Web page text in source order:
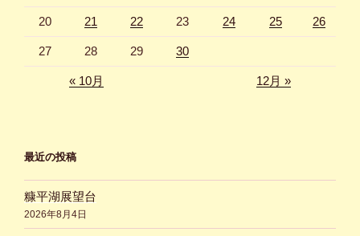
20 21 22 23 24 25 26
27 28 29 30
« 10月 12月 »
最近の投稿
糠平湖展望台
2026年8月4日